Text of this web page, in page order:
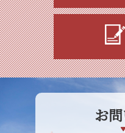
お